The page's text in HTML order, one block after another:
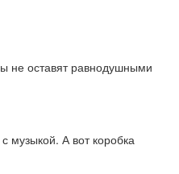
не оставят равнодушными
музыкой. А вот коробка